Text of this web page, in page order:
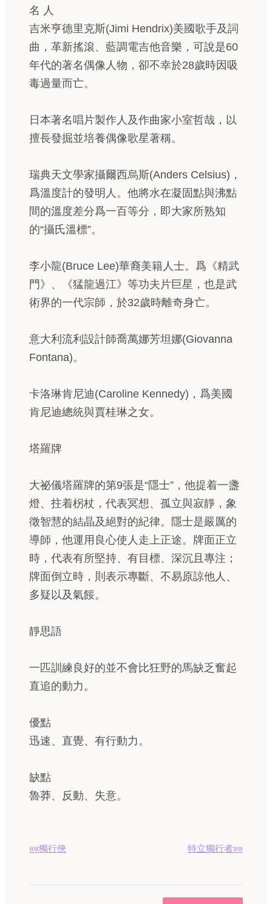
名 人
吉米亨德里克斯(Jimi Hendrix)美國歌手及詞
曲，革新搖滾、藍調電吉他音樂，可說是60
年代的著名偶像人物，卻不幸於28歲時因吸
毒過量而亡。
日本著名唱片製作人及作曲家小室哲哉，以
擅長發掘並培養偶像歌星著稱。
瑞典天文學家攝爾西烏斯(Anders Celsius)，
爲溫度計的發明人。他將水在凝固點與沸點
間的溫度差分爲一百等分，即大家所熟知
的“攝氏溫標”。
李小龍(Bruce Lee)華裔美籍人士。爲《精武
門》、《猛龍過江》等功夫片巨星，也是武
術界的一代宗師，於32歲時離奇身亡。
意大利流利設計師喬萬娜芳坦娜(Giovanna
Fontana)。
卡洛琳肯尼迪(Caroline Kennedy)，爲美國
肯尼迪總統與賈桂琳之女。
塔羅牌
大祕儀塔羅牌的第9張是“隱士”，他提着一盞
燈、拄着柺杖，代表冥想、孤立與寂靜，象
徵智慧的結晶及絕對的紀律。隱士是嚴厲的
導師，他運用良心使人走上正途。牌面正立
時，代表有所堅持、有目標、深沉且專注；
牌面倒立時，則表示專斷、不易原諒他人、
多疑以及氣餒。
靜思語
一匹訓練良好的並不會比狂野的馬缺乏奮起
直追的動力。
優點
迅速、直覺、有行動力。
缺點
魯莽、反動、失意。
««獨行俠 特立獨行者»»